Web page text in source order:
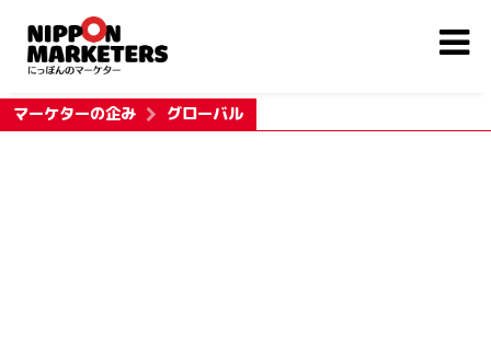
マーケターの企み グローバル